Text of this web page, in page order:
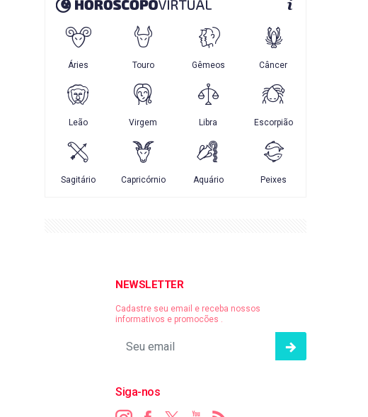
NEWSLETTER
Cadastre seu email e receba nossos
informativos e promocões .
Siga-nos